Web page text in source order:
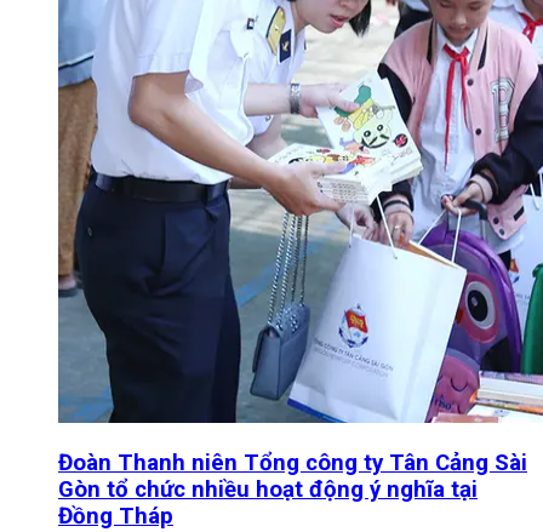
Đoàn Thanh niên Tổng công ty Tân Cảng Sài
Gòn tổ chức nhiều hoạt động ý nghĩa tại
Đồng Tháp